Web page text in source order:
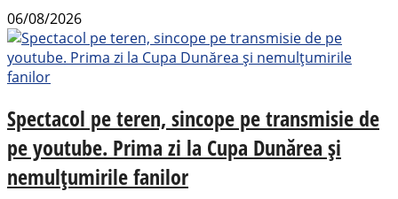
06/08/2026
Spectacol pe teren, sincope pe transmisie de
pe youtube. Prima zi la Cupa Dunărea și
nemulțumirile fanilor